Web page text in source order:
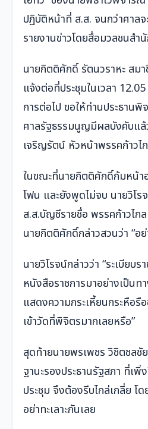
ปฏิบัติหน้าที่ ส.ส. จนกว่าศาลจ
รายงานข่าวโดยสื่อมวลชนสำ
นายกิตติศักดิ์ รัตนวราหะ สม
แจ้งต่อที่ประชุมในเวลา
การต่อไป ขอให้ท่านประธาน
ศาลรัฐธรรมนูญมีผลบังคับแล้
เจริญรัตน์ หัวหน้าพรรคก้าว
ในขณะที่นายกิตติศักดิ์ก้มหน้า
โฟน และยังพูดไม่จบ นายวิโ
ส.ส.บัญชีรายชื่อ พรรคก้าวไก
นายกิตติศักดิ์กล่าวสวนว่า “อย่
นายวิโรจน์กล่าวว่า “ระเบียบ
หนังสือราชการมาอย่างเป็นท
แสดงความกระเหี้ยนกระหือรื
เข้าวัดที่พิจิตรมากเลยหรือ”
สุดท้ายนายพรเพชร วิชิตชลชั
ฐานะรองประธานรัฐสภา ที่เ
ประชุม จึงต้องรีบไกล่เกลี่ย โ
อย่าทะเลาะกันเลย